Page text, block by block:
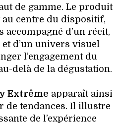
de gamme. Le produit
centre du dispositif,
d’un récit,
et d’un univers visuel
l’engagement du
delà de la dégustation.
Extrême apparaît ainsi
de tendances. Il illustre
de l’expérience